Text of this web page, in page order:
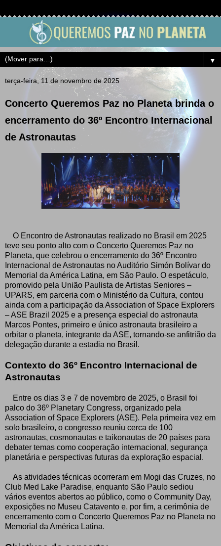
▼
terça-feira, 11 de novembro de 2025
Concerto Queremos Paz no Planeta brinda o
encerramento do 36º Encontro Internacional
de Astronautas
O Encontro de Astronautas realizado no Brasil em 2025
teve seu ponto alto com o Concerto Queremos Paz no
Planeta, que celebrou o encerramento do 36º Encontro
Internacional de Astronautas no Auditório Simón Bolívar do
Memorial da América Latina, em São Paulo. O espetáculo,
promovido pela União Paulista de Artistas Seniores –
UPARS, em parceria com o Ministério da Cultura, contou
ainda com a participação da Association of Space Explorers
– ASE Brazil 2025 e a presença especial do astronauta
Marcos Pontes, primeiro e único astronauta brasileiro a
orbitar o planeta, integrante da ASE, tornando-se anfitrião da
delegação durante a estadia no Brasil.
Contexto do 36º Encontro Internacional de
Astronautas
Entre os dias 3 e 7 de novembro de 2025, o Brasil foi
palco do 36º Planetary Congress, organizado pela
Association of Space Explorers (ASE). Pela primeira vez em
solo brasileiro, o congresso reuniu cerca de 100
astronautas, cosmonautas e taikonautas de 20 países para
debater temas como cooperação internacional, segurança
planetária e perspectivas futuras da exploração espacial.
As atividades técnicas ocorreram em Mogi das Cruzes, no
Club Med Lake Paradise, enquanto São Paulo sediou
vários eventos abertos ao público, como o Community Day,
exposições no Museu Catavento e, por fim, a cerimônia de
encerramento com o Concerto Queremos Paz no Planeta no
Memorial da América Latina.